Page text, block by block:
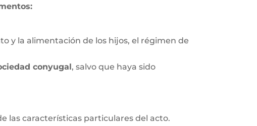
y la alimentación de los hijos, el régimen de
conyugal, salvo que haya sido
las características particulares del acto.